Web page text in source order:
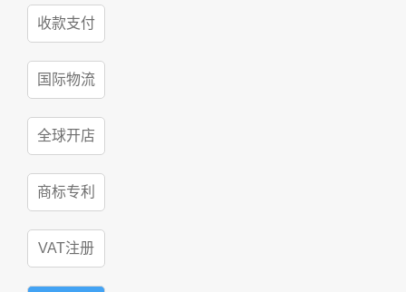
收款支付
国际物流
全球开店
商标专利
VAT注册